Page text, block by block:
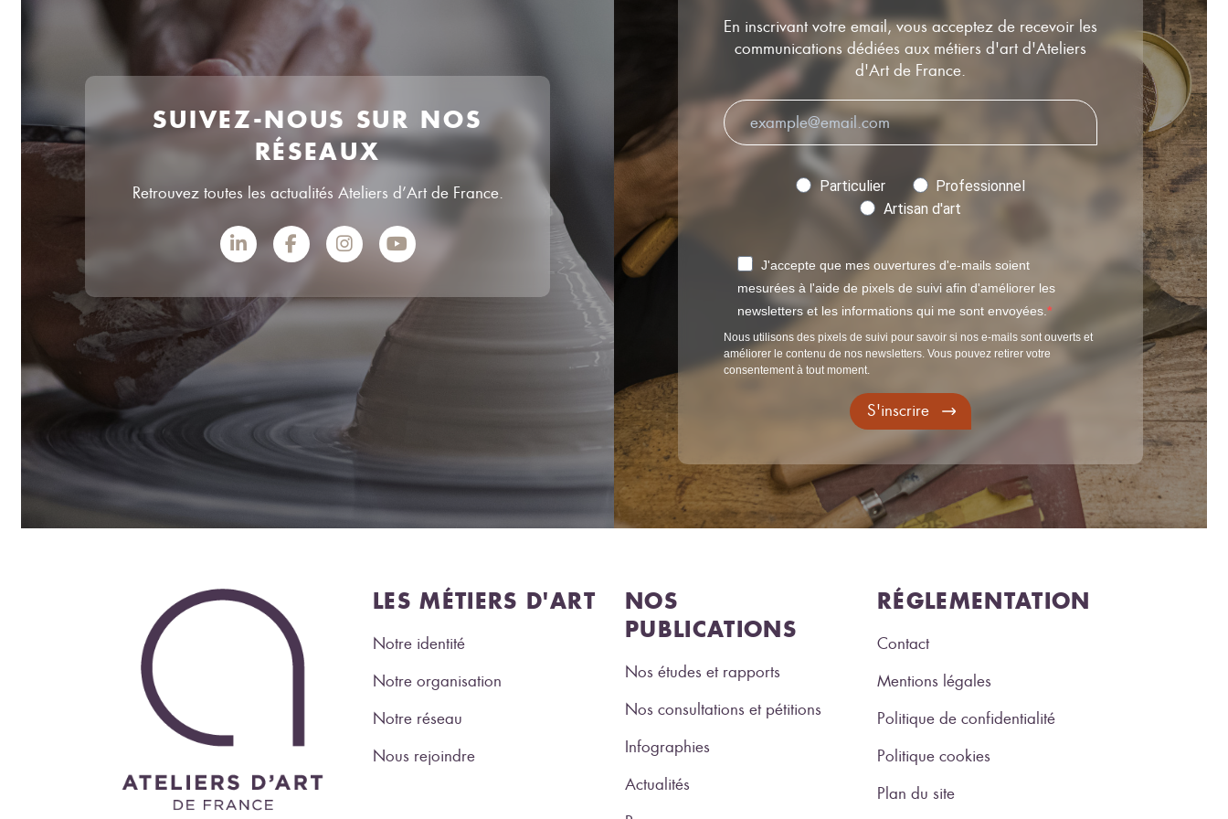
SUIVEZ-NOUS SUR NOS
RÉSEAUX
Retrouvez toutes les actualités Ateliers d’Art de France.
En inscrivant votre email, vous acceptez de recevoir les
communications dédiées aux métiers d'art d'Ateliers
d'Art de France.
Particulier
Professionnel
Artisan d'art
J'accepte que mes ouvertures d'e-mails soient
mesurées à l'aide de pixels de suivi afin d'améliorer les
newsletters et les informations qui me sont envoyées.
Nous utilisons des pixels de suivi pour savoir si nos e-mails sont ouverts et
améliorer le contenu de nos newsletters. Vous pouvez retirer votre
consentement à tout moment.
S'inscrire
LES MÉTIERS D'ART
Notre identité
Notre organisation
Notre réseau
Nous rejoindre
NOS
PUBLICATIONS
Nos études et rapports
Nos consultations et pétitions
Infographies
Actualités
RÉGLEMENTATION
Contact
Mentions légales
Politique de confidentialité
Politique cookies
Plan du site